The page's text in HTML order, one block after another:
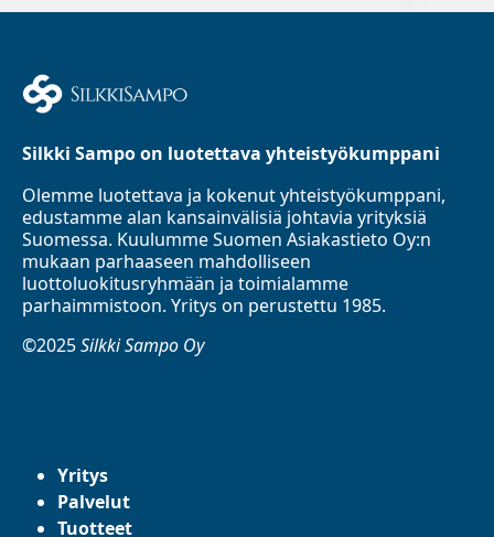
Silkki Sampo on luotettava yhteistyökumppani
Olemme luotettava ja kokenut yhteistyökumppani,
edustamme alan kansainvälisiä johtavia yrityksiä
Suomessa. Kuulumme Suomen Asiakastieto Oy:n
mukaan parhaaseen mahdolliseen
luottoluokitusryhmään ja toimialamme
parhaimmistoon. Yritys on perustettu 1985.
©2025Silkki Sampo Oy
Yritys
Palvelut
Tuotteet